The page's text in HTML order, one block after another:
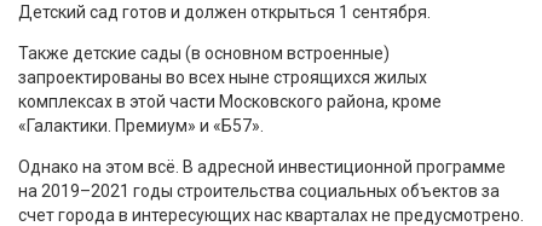
Детский сад готов и должен открыться 1 сентября.
Также детские сады (в основном встроенные)
запроектированы во всех ныне строящихся жилых
комплексах в этой части Московского района, кроме
«Галактики. Премиум» и «Б57».
Однако на этом всё. В адресной инвестиционной программе
на 2019–2021 годы строительства социальных объектов за
счет города в интересующих нас кварталах не предусмотрено.